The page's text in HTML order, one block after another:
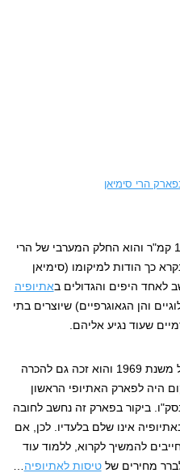
הרי סימיאן
פארק הרי סימיאן משתרע על פני 136 קמ"ר והוא החלק המערבי של הרי
כך הודות למיקומו (סימיאן
לאחד היפים והגדולים באתיופיה
והן הגאוגרפיים) שיוצרים בתי
שעוד נגיע אליהם.
הפארק הוא פארק לאומי אתיופי החל משנת 1969 והוא זכה גם להכרה
בינלאומי. בשנת 1978 המקום היה לפארק האתיופי הראשון
ביקור בפארק זה נחשב לחובה
אינו שלם בלעדיו. לכן, אם
להמשיך לקרוא, ללמוד עוד
מחירים שלטיסות לאתיופיה